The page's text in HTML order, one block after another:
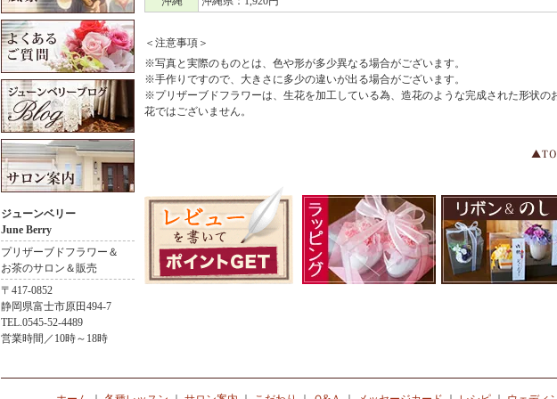
ジューンベリー
June Berry
プリザーブドフラワー＆
お茶のサロン＆販売
〒417-0852
静岡県富士市原田494-7
TEL.0545-52-4489
営業時間／10時～18時
＜注意事項＞
※写真と実際のものとは、色や形が多少異なる場合がございます。
※手作りですので、大きさに多少の違いが出る場合がございます。
※プリザーブドフラワーは、生花を加工している為、造花のような完成された形状の
花ではございません。